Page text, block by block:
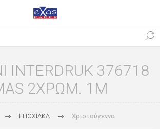
INTERDRUK 376718
2ΧΡΩΜ. 1M
ΕΠΟΧΙΑΚΑ Χριστούγεννα